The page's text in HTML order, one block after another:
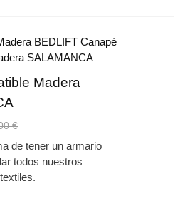
Madera
€
de tener un armario
todos nuestros